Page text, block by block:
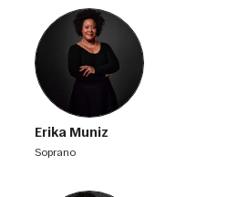
Erika Muniz
soprano